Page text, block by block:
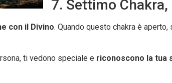
7. Settimo
con il Divino. Quando questo chakra è
ti vedono speciale e riconoscono la tua